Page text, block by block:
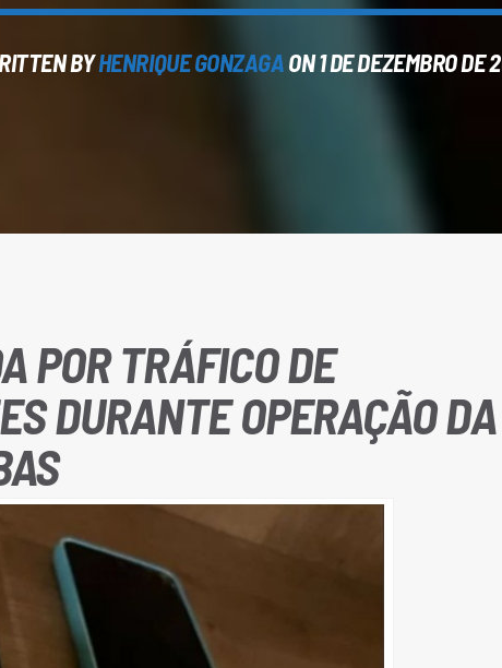
BYHENRIQUE GONZAGAON 1 DE DEZEMBRO DE
POR TRÁFICO DE
DURANTE OPERAÇÃO